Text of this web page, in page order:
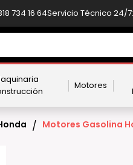
734 16 64Servicio Técnico 24/7:
Motores
/ Motores Gasolina